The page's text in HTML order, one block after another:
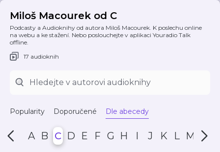
Miloš Macourek od C
Podcasty a Audioknihy od autora Miloš Macourek. K poslechu online
na webu a ke stažení. Nebo poslouchejte v aplikaci Youradio Talk
offline.
17 audioknih
Popularity Doporučené Dle abecedy
A B C D E F G H I J K L M N